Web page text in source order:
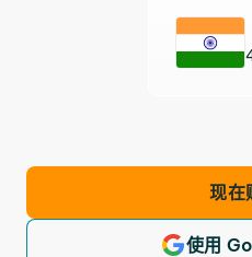
现在
使用